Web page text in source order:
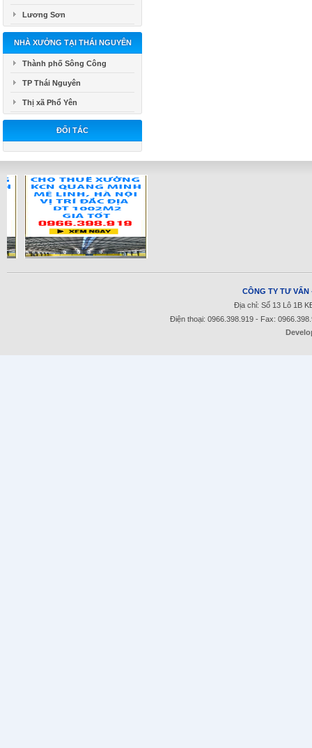
Lương Sơn
NHÀ XƯỞNG TẠI THÁI NGUYÊN
Thành phố Sông Công
TP Thái Nguyên
Thị xã Phổ Yên
ĐỐI TÁC
CÔNG TY TƯ
Địa chỉ: Số 13 Lô 1B
Điện thoại: 0966.398.919 - Fax: